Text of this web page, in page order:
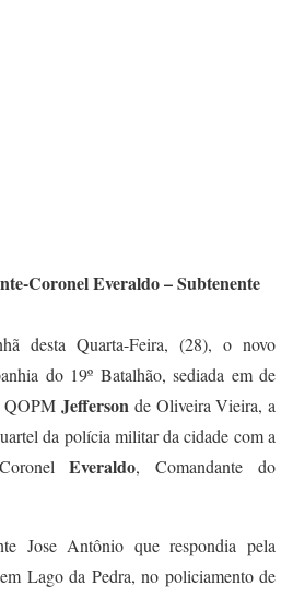
Coronel Everaldo – Subtenente
desta Quarta-Feira, (28), o novo
do 19º Batalhão, sediada em de
QOPMJefferson de Oliveira Vieira, a
da polícia militar da cidade com a
Everaldo, Comandante do
Jose Antônio que respondia pela
Lago da Pedra, no policiamento de